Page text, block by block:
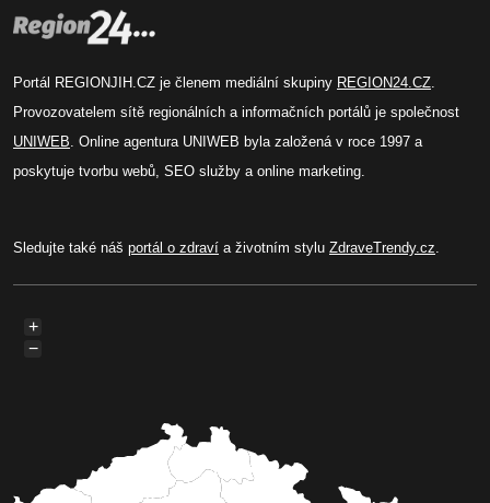
Portál REGIONJIH.CZ je členem mediální skupiny REGION24.CZ.
Provozovatelem sítě regionálních a informačních portálů je společnost
UNIWEB. Online agentura UNIWEB byla založená v roce 1997 a
poskytuje tvorbu webů, SEO služby a online marketing.
Sledujte také náš portál o zdraví a životním stylu ZdraveTrendy.cz.
+
−